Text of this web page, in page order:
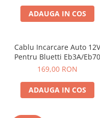
ADAUGA IN COS
Cablu Incarcare Auto 12V
Pentru Bluetti Eb3A/Eb70
169,00 RON
ADAUGA IN COS